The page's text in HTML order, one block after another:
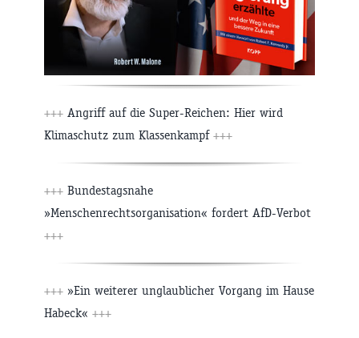
+++ Angriff auf die Super-Reichen: Hier wird
Klimaschutz zum Klassenkampf +++
+++ Bundestagsnahe
»Menschenrechtsorganisation« fordert AfD-Verbot
+++
+++ »Ein weiterer unglaublicher Vorgang im Hause
Habeck« +++